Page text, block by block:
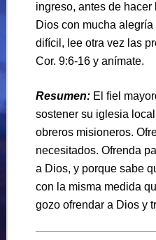
ingreso, antes de
Dios con mucha
difícil, lee otra vez las
Cor. 9:6-16 y anímate.
Resumen:El fiel
sostener su iglesia
obreros misioneros.
necesitados. Ofrenda
a Dios, y porque sabe
con la misma medida
gozo ofrendar a Dios y